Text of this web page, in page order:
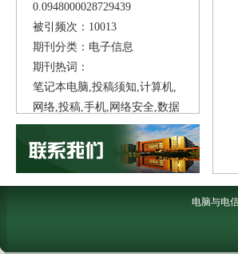
0.0948000028729439
被引频次：10013
期刊分类：电子信息
期刊热词：
笔记本电脑,投稿须知,计算机,
网络,投稿,手机,网络安全,数据
库,互联网,云计算,
电脑与电